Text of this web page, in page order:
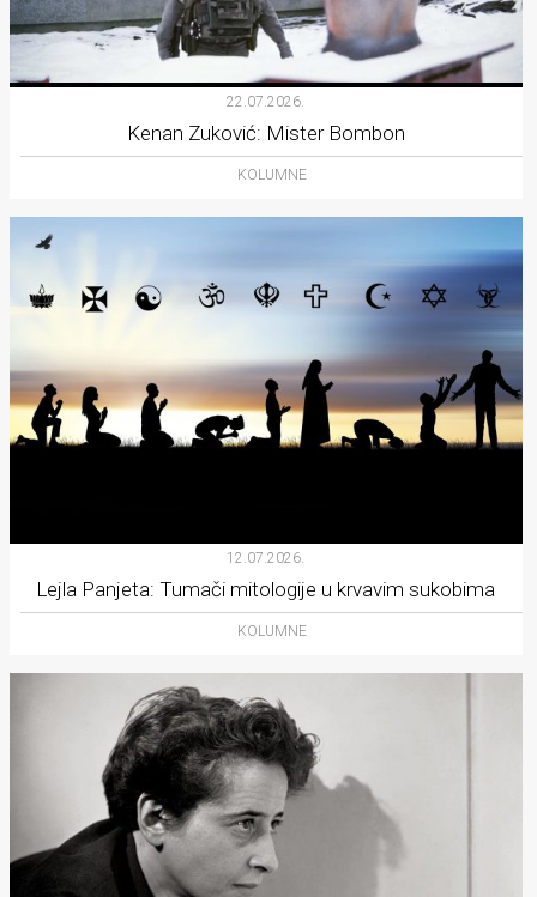
22.07.2026.
Kenan Zuković: Mister Bombon
KOLUMNE
12.07.2026.
Lejla Panjeta: Tumači mitologije u krvavim sukobima
KOLUMNE